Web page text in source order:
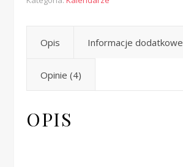
Opis Informacje dodatkowe
Opinie (4)
OPIS